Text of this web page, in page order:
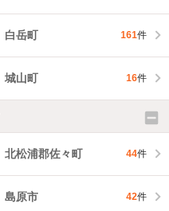
白岳町 161件
城山町 16件
北松浦郡佐々町 44件
島原市 42件